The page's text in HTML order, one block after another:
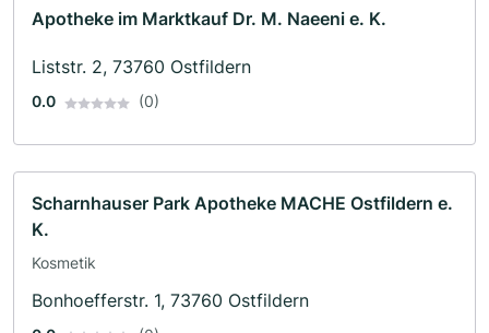
Apotheke im Marktkauf Dr. M. Naeeni e. K.
Liststr. 2, 73760 Ostfildern
0.0 (0)
Scharnhauser Park Apotheke MACHE Ostfildern e.
K.
Kosmetik
Bonhoefferstr. 1, 73760 Ostfildern